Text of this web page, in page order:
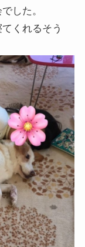
した。
くれるそう